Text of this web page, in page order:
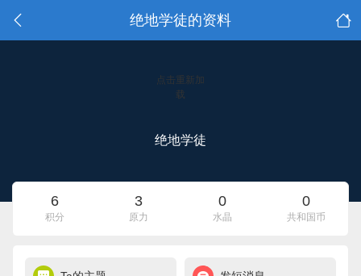
绝地学徒的资料
点击重新加
载
绝地学徒
6
积分
3
原力
0
水晶
0
共和国币